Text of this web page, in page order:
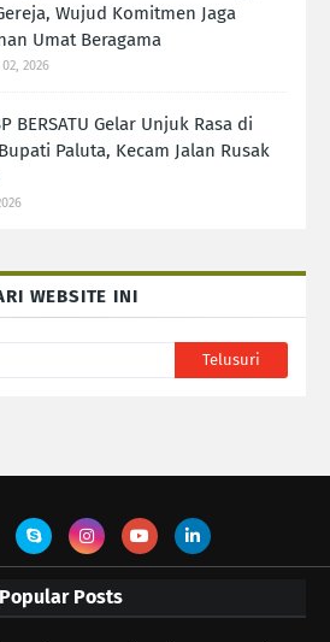
Wujud Komitmen Jaga
Umat Beragama
2026
BERSATU Gelar Unjuk Rasa di
Paluta, Kecam Jalan Rusak
WEBSITE INI
Popular Posts